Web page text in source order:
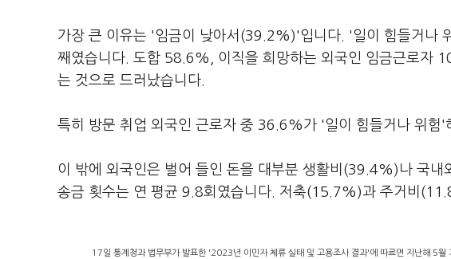
가장 큰 이유는 '임금이 낮아서(39.2%)'입니다. '일이 힘들거나
째였습니다. 도합 58.6%, 이직을 희망하는 외국인 임금근로자
는 것으로 드러났습니다.
특히 방문 취업 외국인 근로자 중 36.6%가 '일이 힘들거나 위험'
이 밖에 외국인은 벌어 들인 돈을 대부분 생활비(39.4%)나 국
송금 횟수는 연 평균 9.8회였습니다. 저축(15.7%)과 주거비
17일 통계청과 법무부가 발표한 '2023년 이민자 체류 실태 및 고용조사 결과'에 따르면 지난해 5